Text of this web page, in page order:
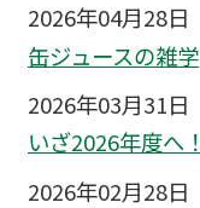
2026年04月28日
缶ジュースの雑学
2026年03月31日
いざ2026年度へ！
2026年02月28日